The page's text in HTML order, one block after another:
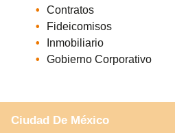
Ciudad De México
Contratos
Fideicomisos
Inmobiliario
Gobierno Corporativo